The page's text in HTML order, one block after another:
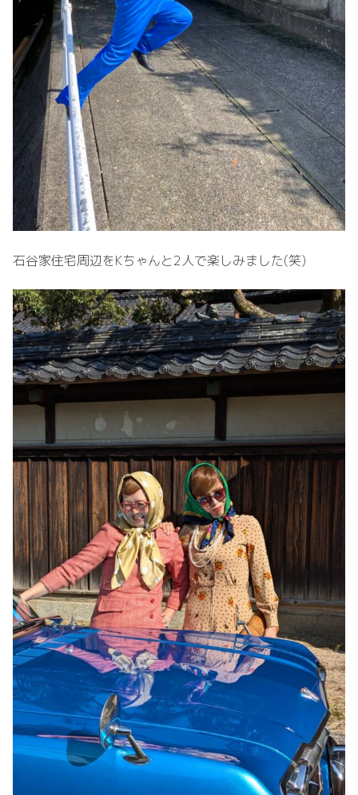
石谷家住宅周辺をKちゃんと2人で楽しみました(笑)